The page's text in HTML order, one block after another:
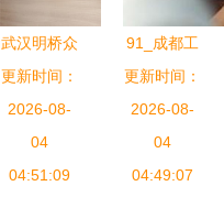
武汉明桥众
创空间_武
汉明桥孵化
器_工商代
办_企业财
更新时间：
2026-08-
04
04:51:09
91_成都工
商注册,成
都注册登记
代办,财务
代理
更新时间：
2026-08-
04
04:49:07